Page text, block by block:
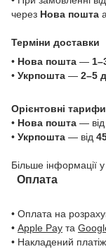
через Нова пошта
Терміни доставки
• Нова пошта —
• Укрпошта — 2–5
Орієнтовні тарифи
• Нова пошта — від
• Укрпошта — від
Більше інформації у
Оплата
• Оплата на
• Apple Pay та
• Накладений